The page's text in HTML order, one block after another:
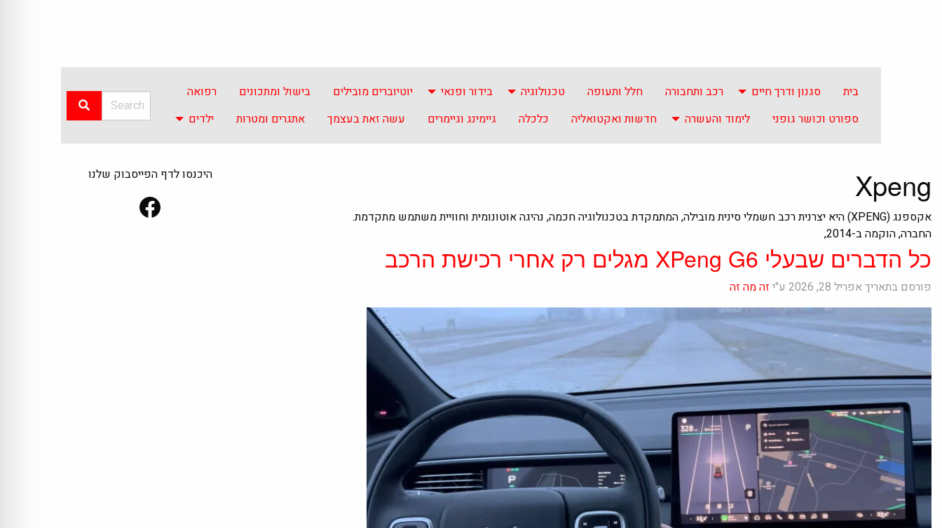
בית סגנון ודרך חיים רכב ותחבורה חלל ותעופה טכנולוגיה בידור ופנאי יוטיוברים מובילים בישול ומתכונים
רפואה
ספורט וכושר גופני
לימוד והעשרה חדשות ואקטואליה כלכלה גיימינג וגיימרים עשה זאת בעצמך אתגרים ומטרות ילדים
Xpeng
אקספנג (XPENG) היא יצרנית רכב חשמלי סינית מובילה, המתמקדת בטכנולוגיה חכמה, נהיגה אוטונומית וחוויית משתמש מתקדמת.
החברה, הוקמה ב-2014,
כל הדברים שבעלי XPeng G6 מגלים רק אחרי רכישת הרכב
פורסם בתאריך אפריל 28, 2026 ע"י זה מה זה
היכנסו לדף הפייסבוק שלנו
Facebook